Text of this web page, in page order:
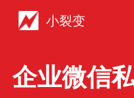
小裂变
企业微信